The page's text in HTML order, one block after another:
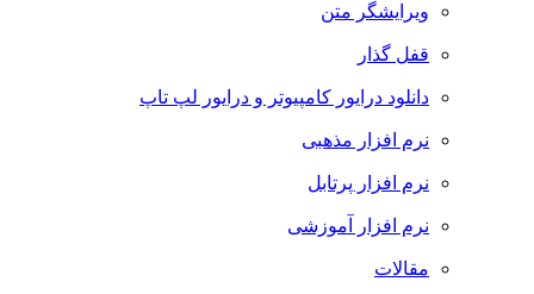
ویرایشگر متن
قفل گذار
دانلود درایور کامپیوتر و درایور لپ تاپ
نرم افزار مذهبی
نرم افزار پرتابل
نرم افزار آموزشی
مقالات